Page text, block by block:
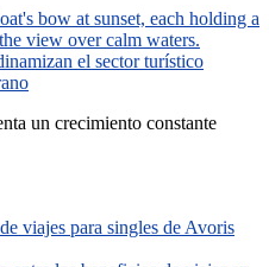
el sector turístico
un crecimiento constante